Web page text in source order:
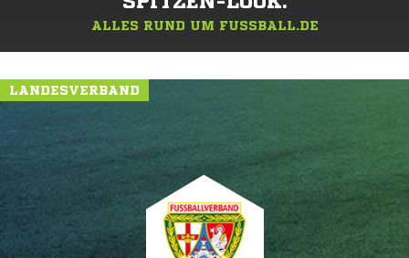
ALLES RUND UM FUSSBALL.DE
LANDESVERBAND